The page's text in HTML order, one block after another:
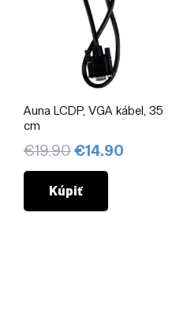
Auna LCDP, VGA kábel, 35
cm
€19.90Pôvodná
cena
bola:
€19.90.
€14.90
Kúpiť